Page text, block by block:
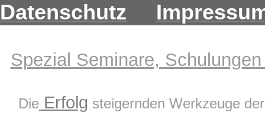
Datenschutz
Spezial Seminare,
Die Erfolg steigernden Werkzeuge